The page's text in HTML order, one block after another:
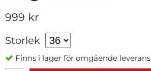
999 kr
Storlek
Finns i lager för omgående leverans